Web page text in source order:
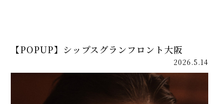
【POPUP】シップスグランフロント大阪
2026.5.14